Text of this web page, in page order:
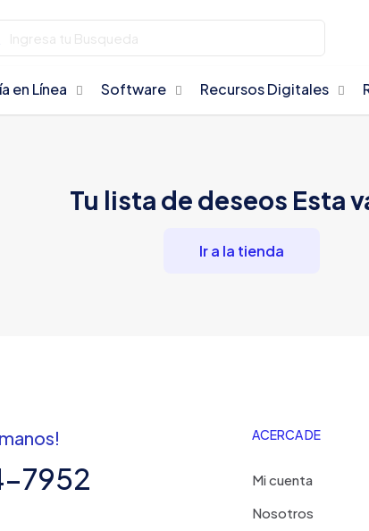
en Línea Software Recursos Digitales
Tu lista de deseos Esta
Ir a la tienda
7952
ACERCA DE
Mi cuenta
Nosotros